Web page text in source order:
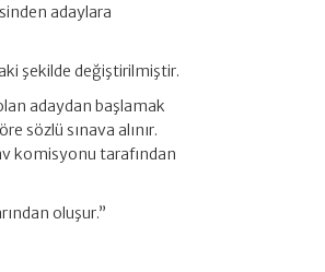
adaylara
şekilde değiştirilmiştir.
adaydan başlamak
sözlü sınava alınır.
komisyonu tarafından
oluşur.”